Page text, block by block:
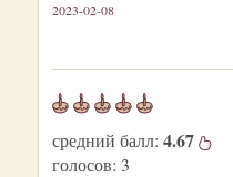
2023-02-08
средний балл: 4.67
голосов: 3